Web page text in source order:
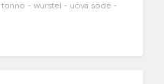
tonno - wurstel - uova sode -